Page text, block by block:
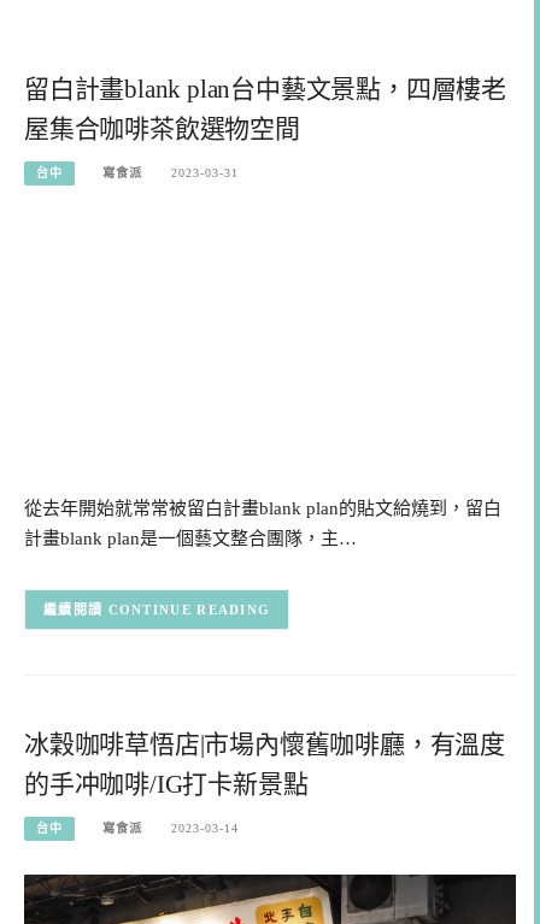
留白計畫blank plan台中藝文景點，四層樓老
屋集合咖啡茶飲選物空間
台中 寫食派 2023-03-31
從去年開始就常常被留白計畫blank plan的貼文給燒到，留白
計畫blank plan是一個藝文整合團隊，主…
CONTINUE READING
冰穀咖啡草悟店|市場內懷舊咖啡廳，有溫度
的手冲咖啡/IG打卡新景點
台中 寫食派 2023-03-14